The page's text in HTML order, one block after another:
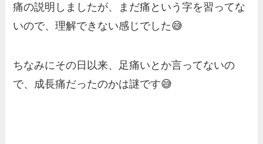
痛の説明しましたが、まだ痛という字を習ってな
いので、理解できない感じでした😅
ちなみにその日以来、足痛いとか言ってないの
で、成長痛だったのかは謎です😅